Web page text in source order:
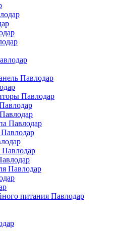
Павлодар
Павлодар
Павлодар
Павлодар
питания Павлодар